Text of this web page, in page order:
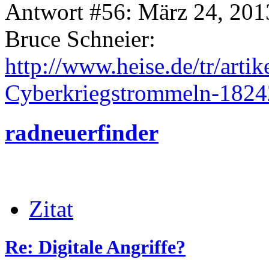
Antwort #56: März 24,
Bruce Schneier:
http://www.heise.de/tr/
Cyberkriegstrommeln-
radneuerfinder
Zitat
Re: Digitale Angriffe?